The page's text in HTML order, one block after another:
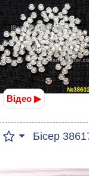
Відео ▶
Бісер